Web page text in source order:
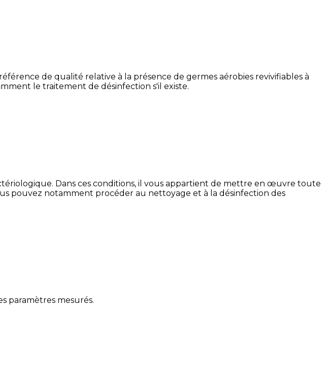
de qualité relative à la présence de germes aérobies revivifiables à
le traitement de désinfection s'il existe.
Dans ces conditions, il vous appartient de mettre en œuvre toute
pouvez notamment procéder au nettoyage et à la désinfection des
paramètres mesurés.